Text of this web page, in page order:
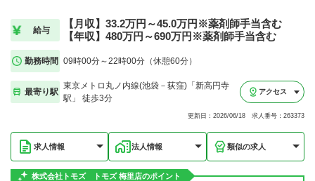
給与
【月収】33.2万円～45.0万円※薬剤師手当含む
【年収】480万円～690万円※薬剤師手当含む
勤務時間 09時00分～22時00分（休憩60分）
最寄り駅
東京メトロ丸ノ内線(池袋－荻窪)「新高円寺
駅」 徒歩3分
アクセス
更新日：2026/06/18 求人番号：263373
求人情報 法人情報 類似の求人
株式会社トモズ トモズ 梅里店のポイント